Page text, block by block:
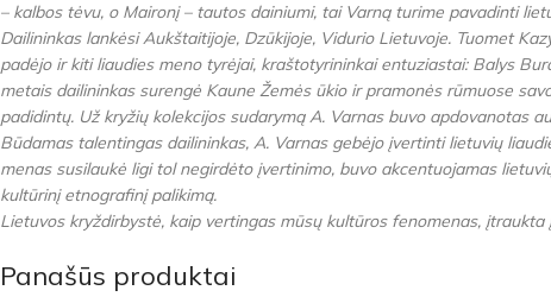
– kalbos tėvu, o Maironį – tautos dainiumi, tai Varną turime pavadinti
Dailininkas lankėsi Aukštaitijoje, Dzūkijoje, Vidurio Lietuvoje. Tuomet
padėjo ir kiti liaudies meno tyrėjai, kraštotyrininkai entuziastai: Balys
metais dailininkas surengė Kaune Žemės ūkio ir pramonės rūmuose
padidintų. Už kryžių kolekcijos sudarymą A. Varnas buvo apdovanotas
Būdamas talentingas dailininkas, A. Varnas gebėjo įvertinti lietuvių
menas susilaukė ligi tol negirdėto įvertinimo, buvo akcentuojamas
kultūrinį etnografinį palikimą.
Lietuvos kryždirbystė, kaip vertingas mūsų kultūros fenomenas,
Panašūs produktai